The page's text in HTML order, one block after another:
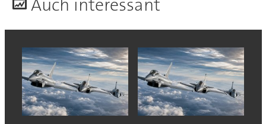
Auch interessant